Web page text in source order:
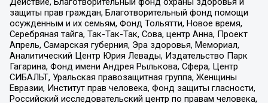
защиты прав граждан, Благотворительный фонд помощи
осужденным и их семьям, Фонд Тольятти, Новое время,
Серебряная тайга, Так-Так-Так, Сова, центр Анна, Проект
Апрель, Самарская губерния, Эра здоровья, Мемориал,
Аналитический Центр Юрия Левады, Издательство Парк
Гагарина, Фонд имени Андрея Рылькова, Сфера, Центр
СИБАЛЬТ, Уральская правозащитная группа, Женщины
Евразии, Институт прав человека, Фонд защиты гласности,
Российский исследовательский центр по правам человека,